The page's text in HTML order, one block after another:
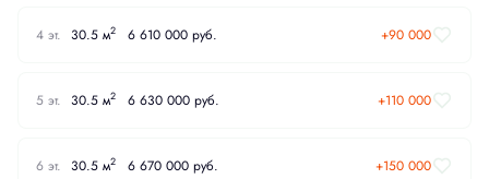
4 эт. 30.5 м2 6 610 000 руб. +90 000
5 эт. 30.5 м2 6 630 000 руб. +110 000
6 эт. 30.5 м2 6 670 000 руб. +150 000